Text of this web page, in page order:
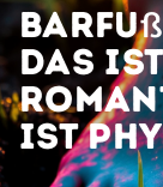
das
ist